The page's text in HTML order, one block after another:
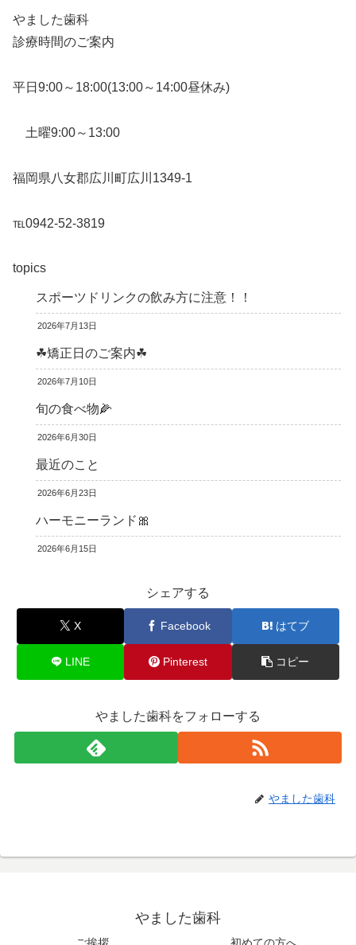
やました歯科
診療時間のご案内
平日9:00～18:00(13:00～14:00昼休み)
土曜9:00～13:00
福岡県八女郡広川町広川1349-1
℡0942-52-3819
topics
スポーツドリンクの飲み方に注意！！
2026年7月13日
☘矯正日のご案内☘
2026年7月10日
旬の食べ物🌽
2026年6月30日
最近のこと
2026年6月23日
ハーモニーランド🎀
2026年6月15日
シェアする
X Facebook はてブ
LINE Pinterest コピー
やました歯科をフォローする
やました歯科
やました歯科